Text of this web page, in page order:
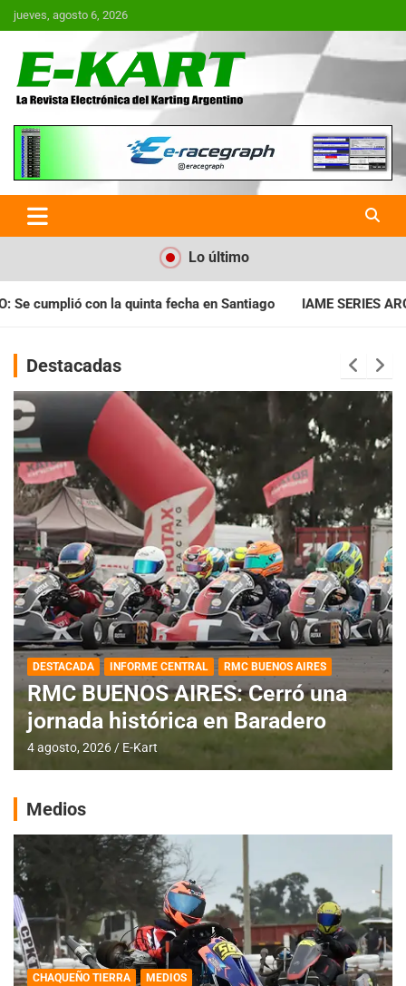
Saltar
al
jueves, agosto 6, 2026
E-Kart.com.ar | La Revista
Electrónica del Karting en
Argentina
Lo último
Santiago IAME SERIES ARGENTINA: Horarios para la
Destacadas
DESTACADA INFORME CENTRAL RMC BUENOS AIRES
RMC BUENOS AIRES: Cerró una
jornada histórica en Baradero
4 agosto, 2026 E-Kart
Medios
CHAQUEÑO TIERRA MEDIOS